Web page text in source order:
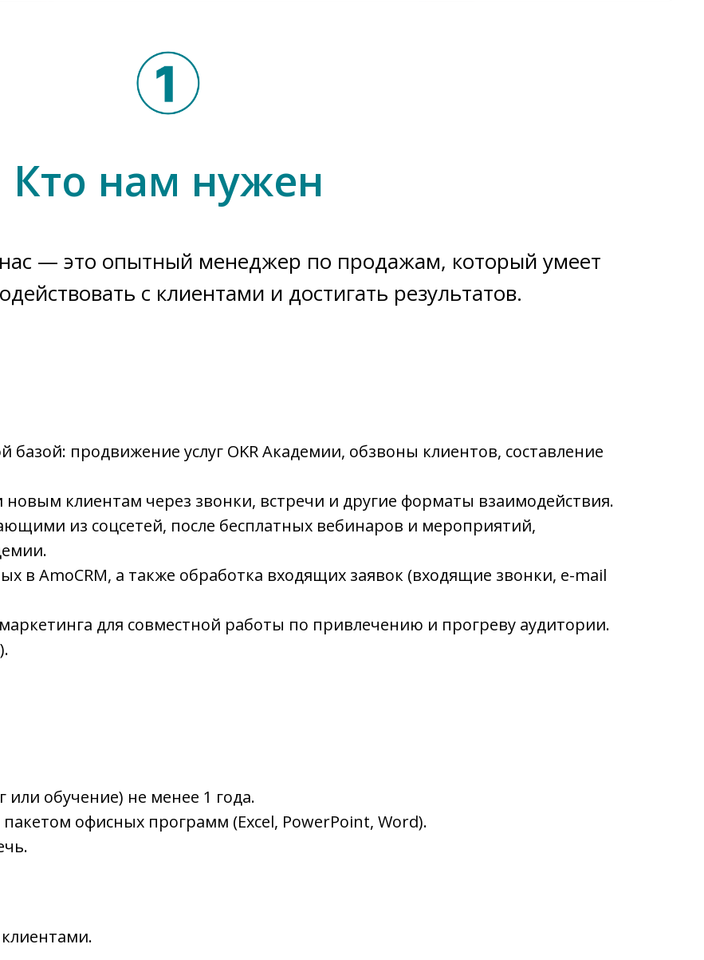
Кто нам нужен
— это опытный менеджер по продажам, который умеет
с клиентами и достигать результатов.
базой: продвижение услуг OKR Академии, обзвоны клиентов, составление
клиентам через звонки, встречи и другие форматы взаимодействия.
из соцсетей, после бесплатных вебинаров и мероприятий,
в AmoCRM, а также обработка входящих заявок (входящие звонки, e-mail
для совместной работы по привлечению и прогреву аудитории.
или обучение) не менее 1 года.
офисных программ (Excel, PowerPoint, Word).